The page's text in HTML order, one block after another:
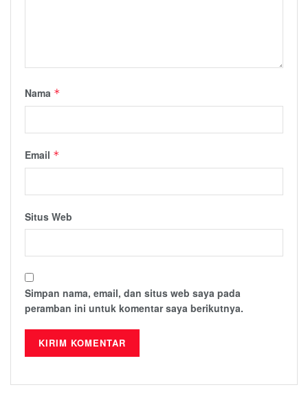
Nama *
Email *
Situs Web
Simpan nama, email, dan situs web saya pada
peramban ini untuk komentar saya berikutnya.